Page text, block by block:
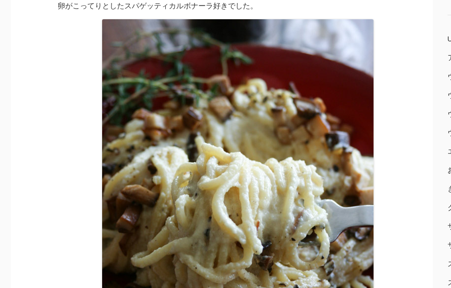
卵がこってりとしたスパゲッティカルボナーラ好きでした。